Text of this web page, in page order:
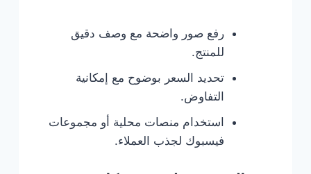
رفع صور واضحة مع وصف دقيق
للمنتج.
تحديد السعر بوضوح مع إمكانية
التفاوض.
استخدام منصات محلية أو مجموعات
فيسبوك لجذب العملاء.